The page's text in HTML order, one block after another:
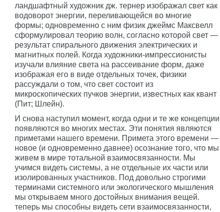
ландшафтный художник дж. тернер изображал свет как
водоворот энергии, переливающейся во многие
формы; одновременно с ним физик джеймс Максвелл
сформулировал теорию волн, согласно которой свет —
результат спирального движения электрических и
магнитных полей. Когда художники-импрессионисты
изучали влияние света на рассеивание форм, даже
изображая его в виде отдельных точек, физики
рассуждали о том, что свет состоит из
микроскопических пучков энергии, известных как квант
(Пит; Шлейн).
И снова наступил момент, когда одни и те же концепции
появляются во многих местах. Эти понятия являются
приметами нашего времени. Примета этого времени —
новое (и одновременно давнее) осознание того, что мы
живем в мире тотальной взаимосвязанности. Мы
учимся видеть системы, а не отдельные их части или
изолированных участников. Под довольно строгими
терминами системного или экологического мышления
мы открываем много достойных внимания вещей.
теперь мы способны видеть сети взаимосвязанности,